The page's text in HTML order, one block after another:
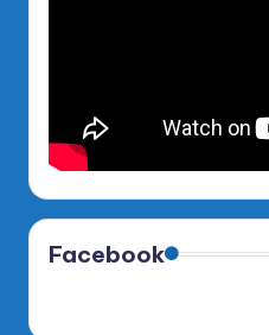
Facebook